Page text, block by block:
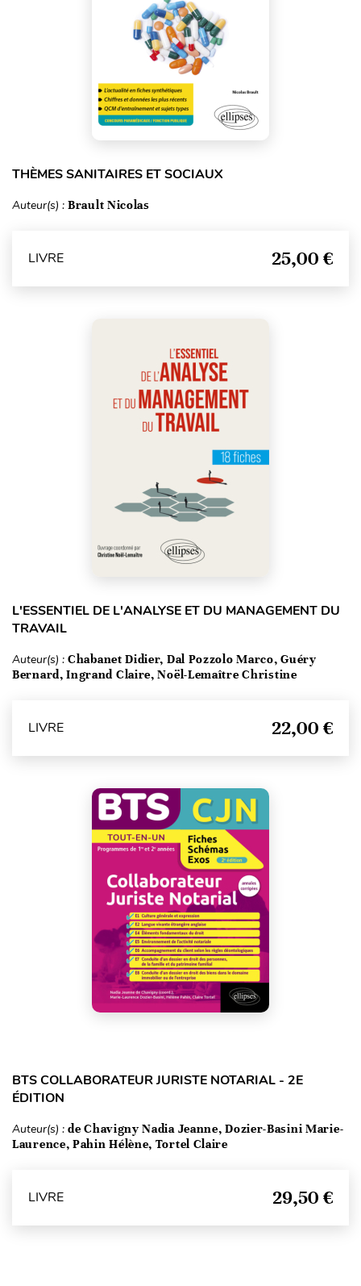
THÈMES SANITAIRES ET SOCIAUX
Auteur(s) : Brault Nicolas
LIVRE 25,00 €
L'ESSENTIEL DE L'ANALYSE ET DU MANAGEMENT DU
TRAVAIL
Auteur(s) : Chabanet Didier, Dal Pozzolo Marco, Guéry
Bernard, Ingrand Claire, Noël-Lemaître Christine
LIVRE 22,00 €
BTS COLLABORATEUR JURISTE NOTARIAL - 2E
ÉDITION
Auteur(s) : de Chavigny Nadia Jeanne, Dozier-Basini Marie-
Laurence, Pahin Hélène, Tortel Claire
LIVRE 29,50 €